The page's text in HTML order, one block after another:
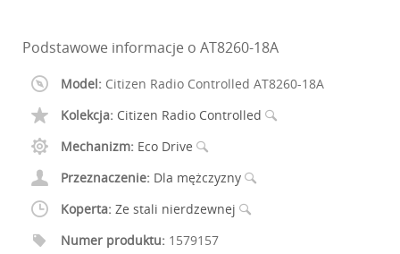
Podstawowe informacje o AT8260-18A
Model: Citizen Radio Controlled AT8260-18A
Kolekcja: Citizen Radio Controlled
Mechanizm: Eco Drive
Przeznaczenie: Dla mężczyzny
Koperta: Ze stali nierdzewnej
Numer produktu: 1579157